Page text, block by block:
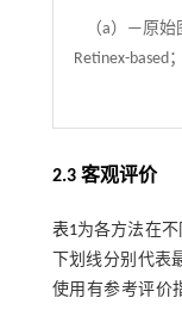
（a）—原
Retinex-based
2.3 客观评价
表1为各方法在不
下划线分别代表
使用有参考评价